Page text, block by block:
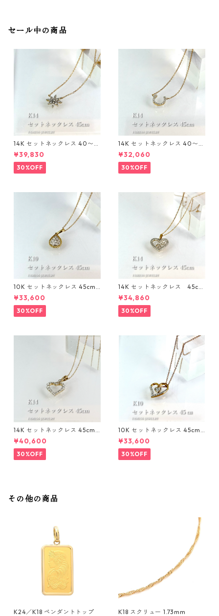
セール中の商品
14K セットネックレス 40〜4
5cm 1mm
¥39,830
30%OFF
14K セットネックレス 40〜4
5cm 1mm
¥32,060
30%OFF
10K セットネックレス 45cm 1
mm
¥33,600
30%OFF
14K セットネックレス 45cm
1㎜
¥34,860
30%OFF
14K セットネックレス 45cm 1
mm
¥40,600
30%OFF
10K セットネックレス 45cm 1
mm
¥33,600
30%OFF
その他の商品
K24／K18 ペンダントトップ K18 スクリュー 1.73mm